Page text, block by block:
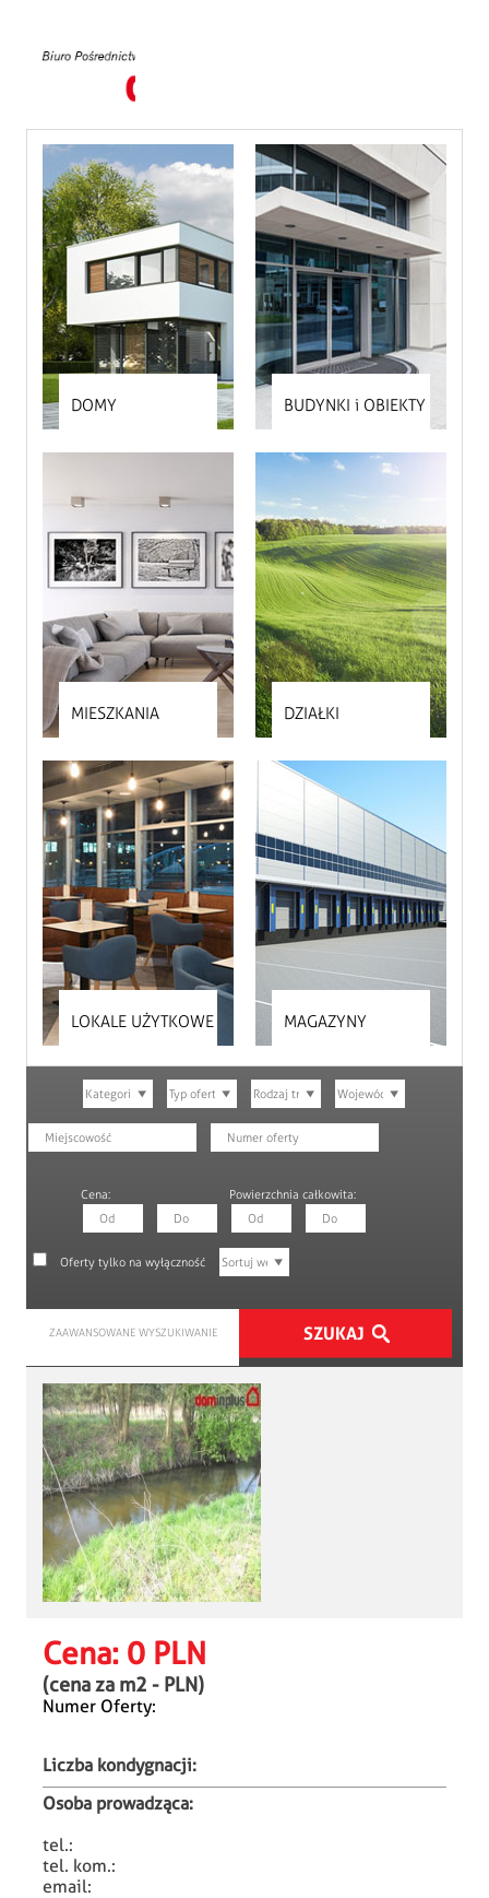
+48
608
517
318
O
DOMINPLUS
USŁUGI
KARIERA
KONTAKT
DOMY BUDYNKI i OBIEKTY
MIESZKANIA DZIAŁKI
LOKALE UŻYTKOWE MAGAZYNY
Cena: Powierzchnia całkowita:
Oferty tylko na wyłączność
ZAAWANSOWANE WYSZUKIWANIE
Cena: 0 PLN
(cena za m2 - PLN)
Numer Oferty:
Liczba kondygnacji:
Osoba prowadząca:
tel.:
tel. kom.:
email: